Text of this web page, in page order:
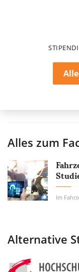
Alles zum
Alternative